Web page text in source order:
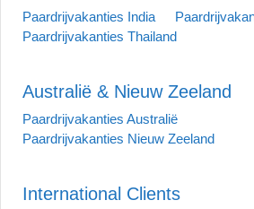
Paardrijvakanties India
Paardrijvakanties Thailand
Australië & Nieuw Zeeland
Paardrijvakanties Australië
Paardrijvakanties Nieuw Zeeland
International Clients